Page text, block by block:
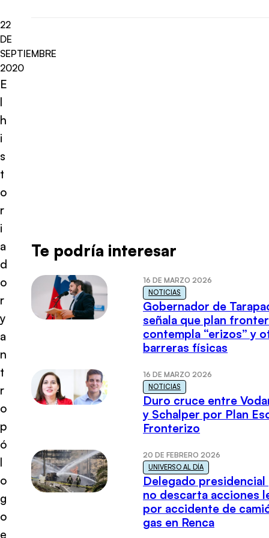
22
DE
SEPTIEMBRE
2020
E
l
h
i
s
t
o
r
i
a
d
o
r
y
a
n
t
r
o
p
ó
l
o
g
o
e
Te podría interesar
16 DE MARZO 2026
NOTICIAS
Gobernador de
señala que plan
contempla “erizos” y
barreras físicas
16 DE MARZO 2026
NOTICIAS
Duro cruce entre
y Schalper por Plan
Fronterizo
20 DE FEBRERO 2026
UNIVERSO AL DÍA
Delegado presidencial
no descarta acciones
por accidente de
gas en Renca